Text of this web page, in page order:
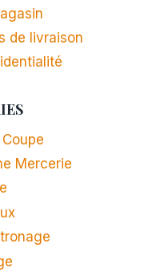
de livraison
Mercerie